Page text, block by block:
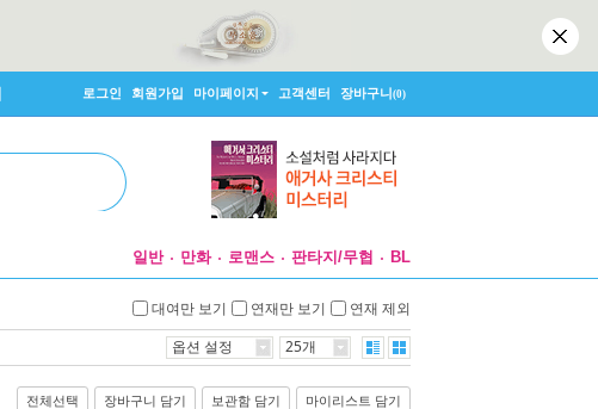
로그인 회원가입 마이페이지 고객센터 장바구니(0)
일반 만화 로맨스 판타지/무협 BL
대여만 보기 연재만 보기 연재 제외
옵션 설정 25개
전체선택 장바구니 담기 보관함 담기 마이리스트 담기